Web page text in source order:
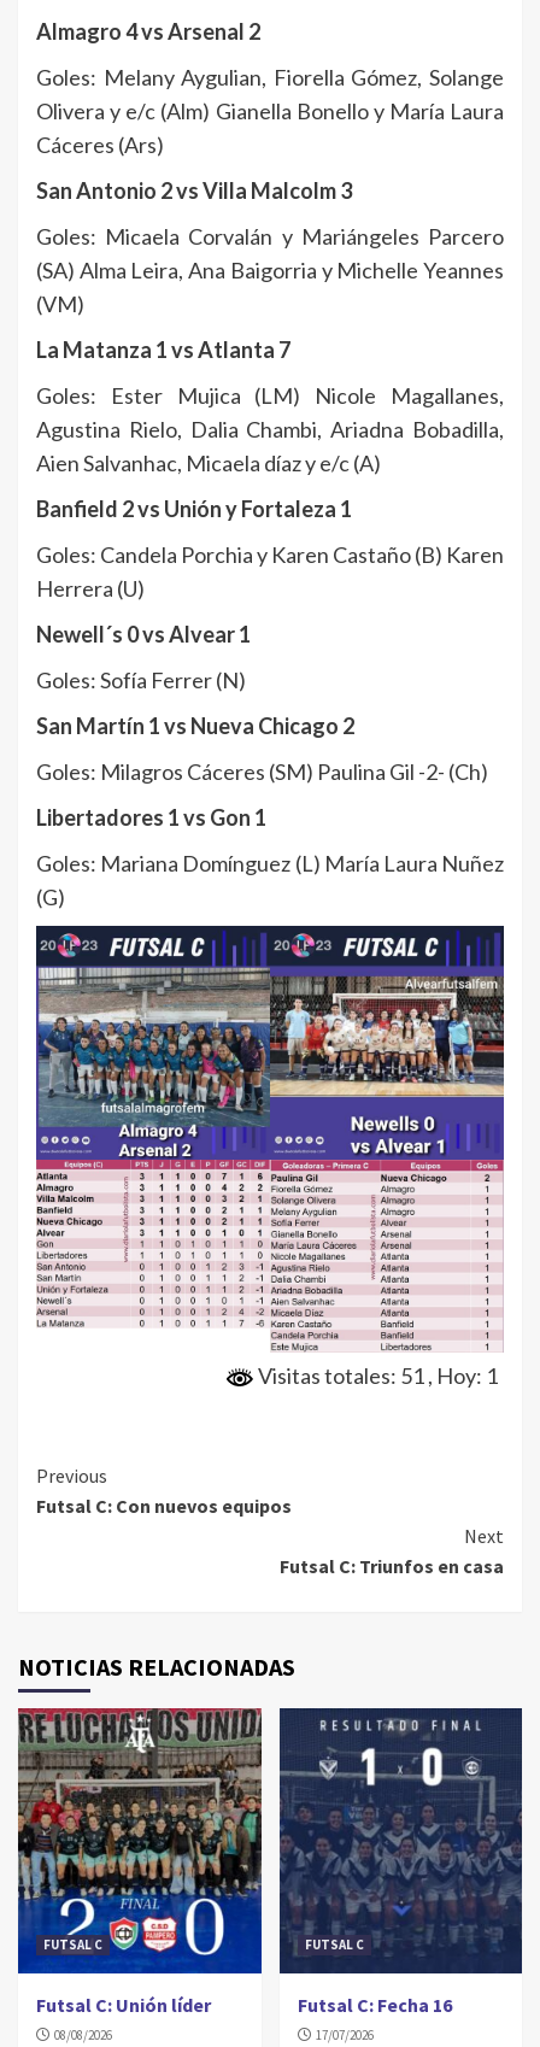
Almagro 4 vs Arsenal 2
Goles: Melany Aygulian, Fiorella Gómez, Solange
Olivera y e/c (Alm) Gianella Bonello y María Laura
Cáceres (Ars)
San Antonio 2 vs Villa Malcolm 3
Goles: Micaela Corvalán y Mariángeles Parcero
(SA) Alma Leira, Ana Baigorria y Michelle Yeannes
(VM)
La Matanza 1 vs Atlanta 7
Goles: Ester Mujica (LM) Nicole Magallanes,
Agustina Rielo, Dalia Chambi, Ariadna Bobadilla,
Aien Salvanhac, Micaela díaz y e/c (A)
Banfield 2 vs Unión y Fortaleza 1
Goles: Candela Porchia y Karen Castaño (B) Karen
Herrera (U)
Newell´s 0 vs Alvear 1
Goles: Sofía Ferrer (N)
San Martín 1 vs Nueva Chicago 2
Goles: Milagros Cáceres (SM) Paulina Gil -2- (Ch)
Libertadores 1 vs Gon 1
Goles: Mariana Domínguez (L) María Laura Nuñez
(G)
Visitas totales: 51, Hoy: 1
Continue
Reading
Previous
Futsal C: Con nuevos equipos
Next
Futsal C: Triunfos en casa
NOTICIAS RELACIONADAS
FUTSAL C
Futsal C: Unión líder
08/08/2026
FUTSAL C
Futsal C: Fecha 16
17/07/2026